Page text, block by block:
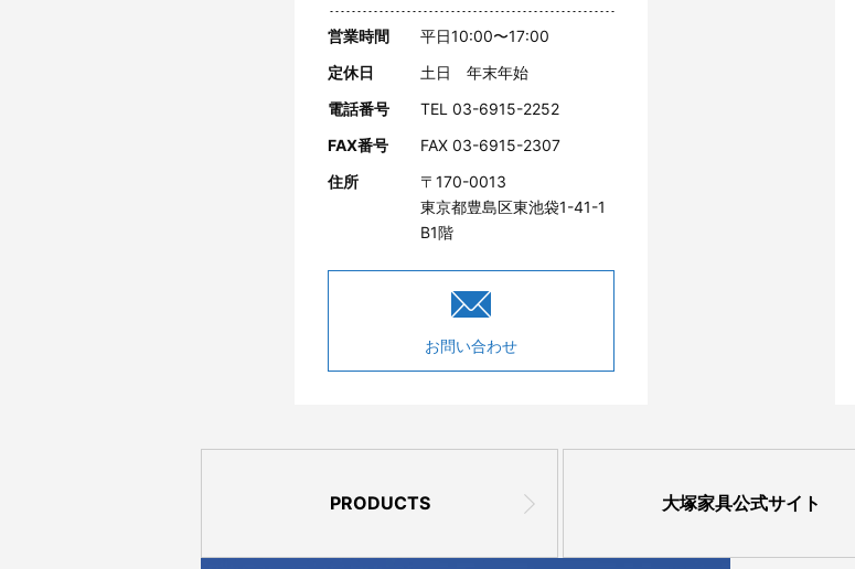
営業時間
平日10:00〜17:00
定休日
土日 年末年始
電話番号
TEL 03-6915-2252
FAX番号
FAX 03-6915-2307
住所
〒170-0013
東京都豊島区東池袋1-41-1
B1階
お問い合わせ
PRODUCTS 大塚家具公式サイト